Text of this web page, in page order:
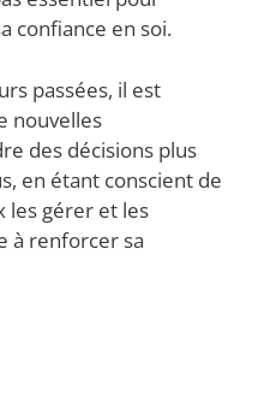
confiance en soi.
passées, il est
nouvelles
des décisions plus
en étant conscient de
les gérer et les
à renforcer sa